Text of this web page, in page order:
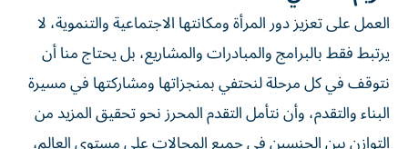
العمل على تعزيز دور المرأة ومكانتها الاجتماعية والتنموية، لا
يرتبط فقط بالبرامج والمبادرات والمشاريع، بل يحتاج منا أن
نتوقف في كل مرحلة لنحتفي بمنجزاتها ومشاركتها في مسيرة
البناء والتقدم، وأن نتأمل التقدم المحرز نحو تحقيق المزيد من